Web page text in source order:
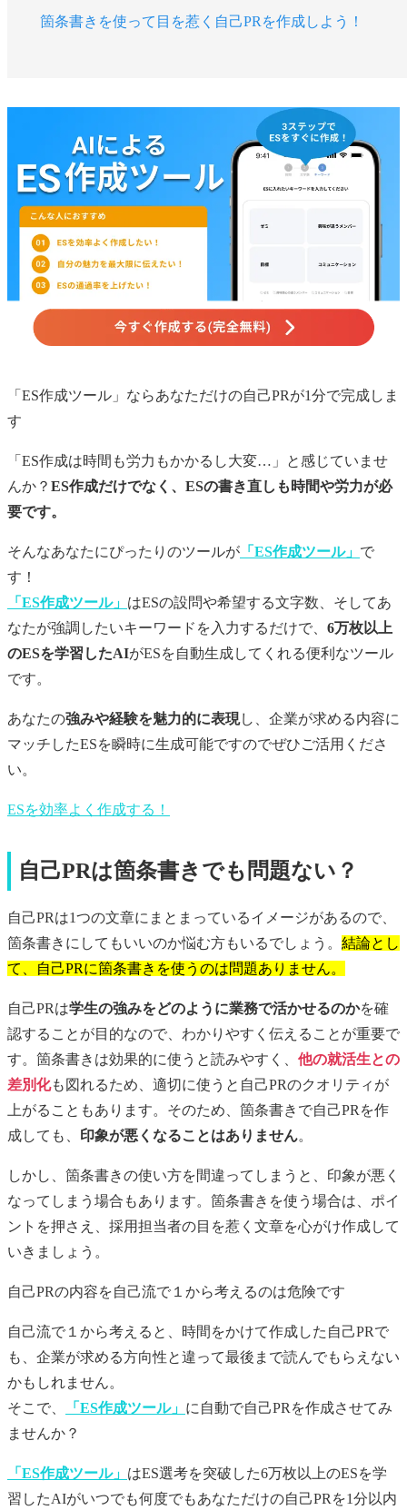
箇条書きを使って目を惹く自己PRを作成しよう！
「ES作成ツール」ならあなただけの自己PRが1分で完成しま
す
「ES作成は時間も労力もかかるし大変…」と感じていませ
んか？ ES作成だけでなく、ESの書き直しも時間や労力が必
要です。
そんなあなたにぴったりのツールが 「ES作成ツール」 で
す！
「ES作成ツール」 はESの設問や希望する文字数、そしてあ
なたが強調したいキーワードを入力するだけで、 6万枚以上
のESを学習したAIがESを自動生成してくれる便利なツール
です。
あなたの強みや経験を魅力的に表現し、企業が求める内容に
マッチしたESを瞬時に生成可能ですのでぜひご活用くださ
い。
ESを効率よく作成する！
自己PRは箇条書きでも問題ない？
自己PRは1つの文章にまとまっているイメージがあるので、
箇条書きにしてもいいのか悩む方もいるでしょう。 結論とし
て、自己PRに箇条書きを使うのは問題ありません。
自己PRは学生の強みをどのように業務で活かせるのかを確
認することが目的なので、わかりやすく伝えることが重要で
す。箇条書きは効果的に使うと読みやすく、 他の就活生との
差別化も図れるため、適切に使うと自己PRのクオリティが
上がることもあります。そのため、箇条書きで自己PRを作
成しても、 印象が悪くなることはありません。
しかし、箇条書きの使い方を間違ってしまうと、印象が悪く
なってしまう場合もあります。箇条書きを使う場合は、ポイ
ントを押さえ、採用担当者の目を惹く文章を心がけ作成して
いきましょう。
自己PRの内容を自己流で１から考えるのは危険です
自己流で１から考えると、時間をかけて作成した 自己PRで
も、企業が求める方向性と違って最後まで読んでもらえない
かもしれません。
そこで、
「ES作成ツール」 に自動で自己PR を作成させてみ
ませんか？
「ES作成ツール」 はES選考を突破した6万枚以上のESを学
習したAIがいつでも何度でもあなただけの自己PR を1分以内